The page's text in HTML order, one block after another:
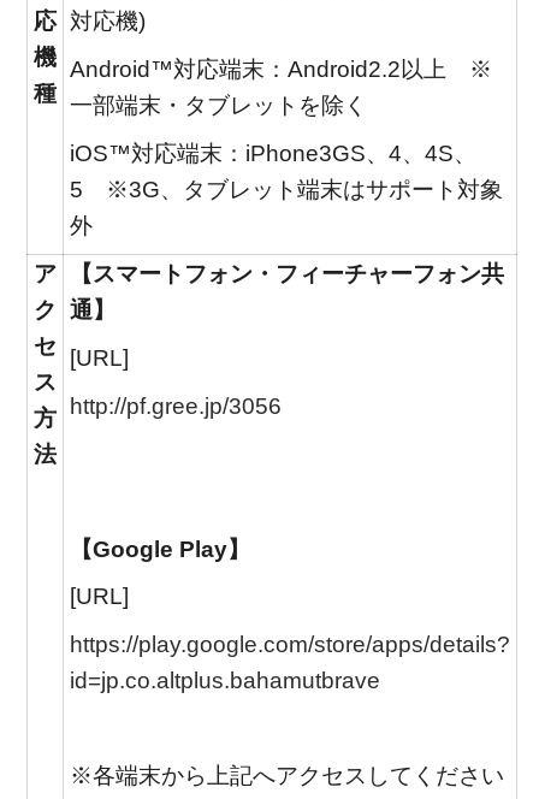
応
機
種
対応機)
Android™対応端末：Android2.2以上 ※
一部端末・タブレットを除く
iOS™対応端末：iPhone3GS、4、4S、
5 ※3G、タブレット端末はサポート対象
外
ア
ク
セ
ス
方
法
【スマートフォン・フィーチャーフォン共
通】
[URL]
http://pf.gree.jp/3056
【Google Play】
[URL]
https://play.google.com/store/apps/details?
id=jp.co.altplus.bahamutbrave
※各端末から上記へアクセスしてください